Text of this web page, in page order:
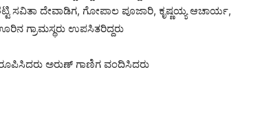
ಸವಿತಾ ದೇವಾಡಿಗ, ಗೋಪಾಲ ಪೂಜಾರಿ, ಕೃಷ್ಣಯ್ಯ ಆಚಾರ್ಯ,
ಗ್ರಾಮಸ್ಥರು ಉಪಸಿತರಿದ್ದರು
ಅರುಣ್ ಗಾಣಿಗ ವಂದಿಸಿದರು